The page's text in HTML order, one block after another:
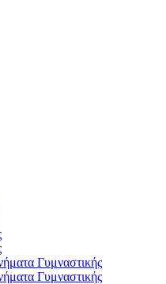
Γυμναστικής
Γυμναστικής